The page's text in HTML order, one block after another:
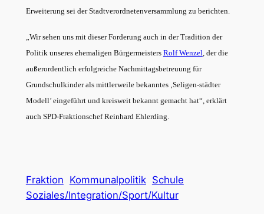
Erweiterung sei der Stadtverordnetenversammlung zu berichten.
„Wir sehen uns mit dieser Forderung auch in der Tradition der
Politik unseres ehemaligen Bürgermeisters Rolf Wenzel , der die
außerordentlich erfolgreiche Nachmittagsbetreuung für
Grundschulkinder als mittlerweile bekanntes ‚Seligen-städter
Modell’ eingeführt und kreisweit bekannt gemacht hat“, erklärt
auch SPD-Fraktionschef Reinhard Ehlerding.
Fraktion Kommunalpolitik Schule
Soziales/Integration/Sport/Kultur